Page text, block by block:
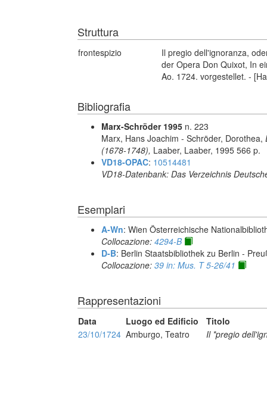
Struttura
frontespizio
Il pregio dell'ignoranza,
der Opera Don Quixot, In
Ao. 1724. vorgestellet. -
Bibliografia
Marx-Schröder 1995 n. 223
Marx, Hans Joachim - Schröder, Dorothea,
(1678-1748), Laaber, Laaber, 1995 566 p.
VD18-OPAC: 10514481
VD18-Datenbank: Das Verzeichnis
Esemplari
A-Wn: Wien Österreichische
Collocazione: 4294-B
D-B: Berlin Staatsbibliothek zu Berlin -
Collocazione: 39 in: Mus. T 5-26/41
Rappresentazioni
Data Luogo ed Edificio
Titolo
23/10/1724 Amburgo, Teatro Il *pregio